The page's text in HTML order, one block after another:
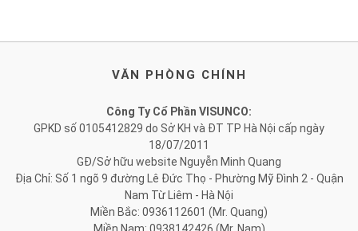
VĂN PHÒNG CHÍNH
Công Ty Cổ Phần VISUNCO:
GPKD số 0105412829 do Sở KH và ĐT TP Hà Nội cấp ngày
18/07/2011
GĐ/Sở hữu website Nguyễn Minh Quang
Địa Chỉ: Số 1 ngõ 9 đường Lê Đức Thọ - Phường Mỹ Đình 2 - Quận
Nam Từ Liêm - Hà Nội
Miền Bắc: 0936112601 (Mr. Quang)